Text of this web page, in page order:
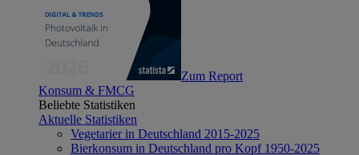
Zum Report
Konsum & FMCG
Beliebte Statistiken
Aktuelle Statistiken
Vegetarier in Deutschland 2015-2025
Bierkonsum in Deutschland pro Kopf 1950-2025